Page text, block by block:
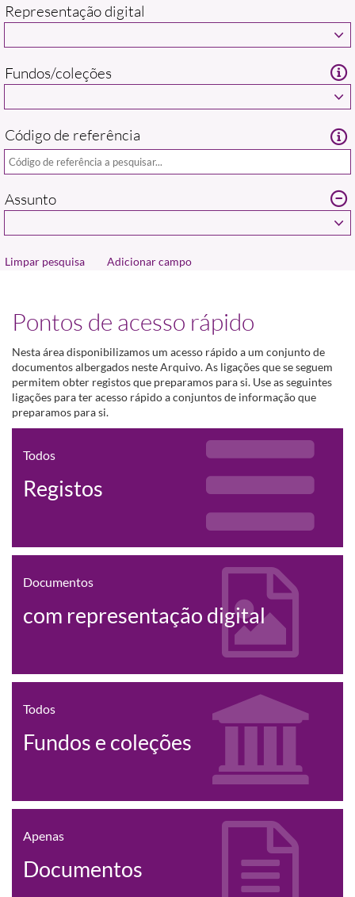
Representação digital
Fundos/coleções
Código de referência
Assunto
Adicionar campo
Pontos de acesso rápido
Nesta área disponibilizamos um acesso rápido a um conjunto de
documentos albergados neste Arquivo. As ligações que se seguem
permitem obter registos que preparamos para si. Use as seguintes
ligações para ter acesso rápido a conjuntos de informação que
preparamos para si.
Todos
Registos
Documentos
com representação digital
Todos
Fundos e coleções
Apenas
Documentos